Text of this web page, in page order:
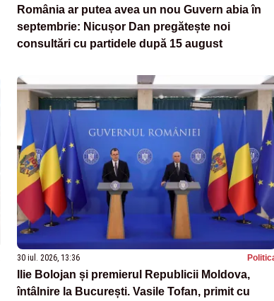
România ar putea avea un nou Guvern abia în
septembrie: Nicușor Dan pregătește noi
consultări cu partidele după 15 august
30 iul. 2026, 13:36
Ilie Bolojan și premierul Republicii Moldova,
întâlnire la București. Vasile Tofan, primit cu